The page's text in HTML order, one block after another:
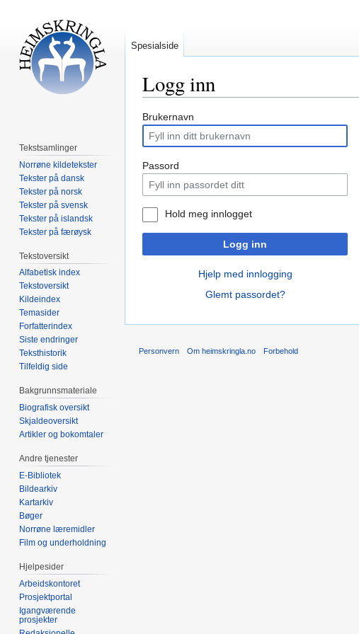
Logg inn
Hopp
navigering
Hopp
søk
Brukernavn
Passord
Hold meg innlogget
Logg inn
Hjelp med innlogging
Glemt passordet?
Spesialside
Tekstsamlinger
Norrøne kildetekster
Tekster på dansk
Tekster på norsk
Tekster på svensk
Tekster på islandsk
Tekster på færøysk
Tekstoversikt
Alfabetisk index
Tekstoversikt
Kildeindex
Temasider
Forfatterindex
Siste endringer
Teksthistorik
Tilfeldig side
Bakgrunnsmateriale
Biografisk oversikt
Skjaldeoversikt
Artikler og bokomtaler
Andre tjenester
E-Bibliotek
Bildearkiv
Kartarkiv
Bøger
Norrøne læremidler
Film og underholdning
Hjelpesider
Arbeidskontoret
Prosjektportal
Igangværende
prosjekter
Personvern Om heimskringla.no Forbehold